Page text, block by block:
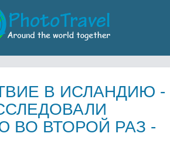
В ИСЛАНДИЮ -
ВО ВТОРОЙ РАЗ -